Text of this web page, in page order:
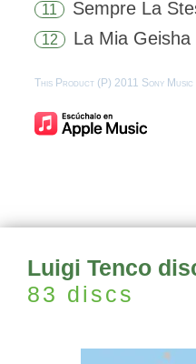
11 Sempre La
12 La Mia Geisha
This Product (P) 2011 Sony Music
Luigi Tenco
83 discs